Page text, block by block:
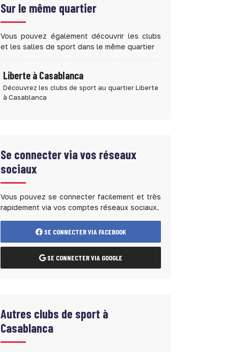
Sur le même quartier
Vous pouvez également découvrir les clubs
et les salles de sport dans le même quartier
Liberte à Casablanca
Découvrez les clubs de sport au quartier Liberte
à Casablanca
Se connecter via vos réseaux
sociaux
Vous pouvez se connecter facilement et très
rapidement via vos comptes réseaux sociaux.
SE CONNECTER VIA FACEBOOK
SE CONNECTER VIA GOOGLE
Autres clubs de sport à
Casablanca